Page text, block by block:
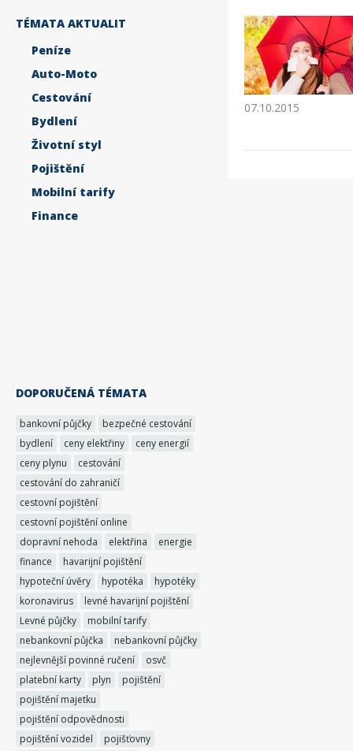
TÉMATA AKTUALIT
Peníze
Auto-Moto
Cestování
Bydlení
Životní styl
Pojištění
Mobilní tarify
Finance
DOPORUČENÁ TÉMATA
bankovní půjčky
bezpečné cestování
bydlení
ceny elektřiny
ceny energií
ceny plynu
cestování
cestování do zahraničí
cestovní pojištění
cestovní pojištění online
dopravní nehoda
elektřina
energie
finance
havarijní pojištění
hypoteční úvěry
hypotéka
hypotéky
koronavirus
levné havarijní pojištění
Levné půjčky
mobilní tarify
nebankovní půjčka
nebankovní půjčky
nejlevnější povinné ručení
osvč
platební karty
plyn
pojištění
pojištění majetku
pojištění odpovědnosti
pojištění vozidel
pojišťovny
07.10.2015